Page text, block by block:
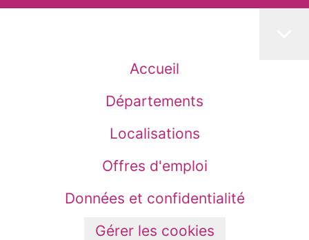
Accueil
Départements
Localisations
Offres d'emploi
Données et confidentialité
Gérer les cookies